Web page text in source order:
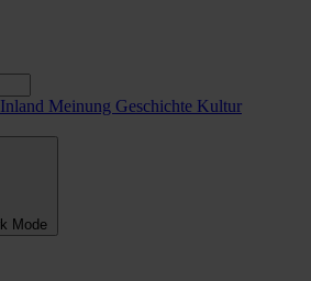
Inland Meinung Geschichte Kultur
Mode